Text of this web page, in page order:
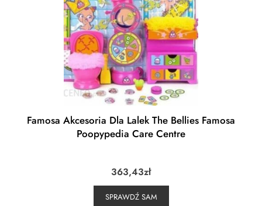
Famosa Akcesoria Dla Lalek The Bellies Famosa
Poopypedia Care Centre
363,43zł
SPRAWDŹ SAM